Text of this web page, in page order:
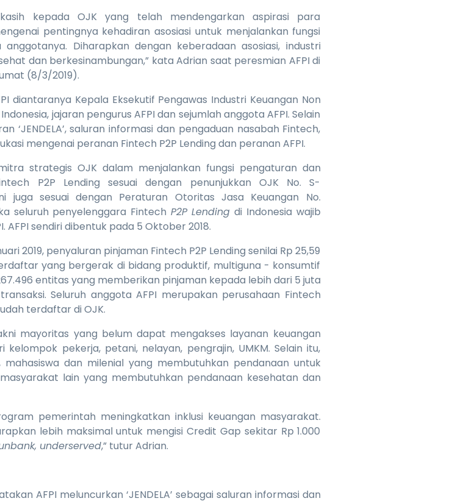
kepada OJK yang telah mendengarkan aspirasi para
pentingnya kehadiran asosiasi untuk menjalankan fungsi
Diharapkan dengan keberadaan asosiasi, industri
dan berkesinambungan,” kata Adrian saat peresmian AFPI di
(8/3/2019).
diantaranya Kepala Eksekutif Pengawas Industri Keuangan Non
jajaran pengurus AFPI dan sejumlah anggota AFPI. Selain
‘JENDELA’, saluran informasi dan pengaduan nasabah Fintech,
mengenai peranan Fintech P2P Lending dan peranan AFPI.
strategis OJK dalam menjalankan fungsi pengaturan dan
P2P Lending sesuai dengan penunjukkan OJK No. S-
juga sesuai dengan Peraturan Otoritas Jasa Keuangan No.
seluruh penyelenggara Fintech P2P Lending di Indonesia wajib
sendiri dibentuk pada 5 Oktober 2018.
2019, penyaluran pinjaman Fintech P2P Lending senilai Rp 25,59
yang bergerak di bidang produktif, multiguna - konsumtif
entitas yang memberikan pinjaman kepada lebih dari 5 juta
Seluruh anggota AFPI merupakan perusahaan Fintech
terdaftar di OJK.
mayoritas yang belum dapat mengakses layanan keuangan
pekerja, petani, nelayan, pengrajin, UMKM. Selain itu,
dan milenial yang membutuhkan pendanaan untuk
lain yang membutuhkan pendanaan kesehatan dan
pemerintah meningkatkan inklusi keuangan masyarakat.
lebih maksimal untuk mengisi Credit Gap sekitar Rp 1.000
underserved,” tutur Adrian.
AFPI meluncurkan ‘JENDELA’ sebagai saluran informasi dan